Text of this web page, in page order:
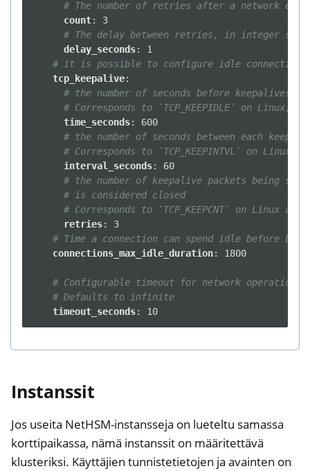
# The number of retries after a network
count:
3
# The delay between retries, in integer
delay_seconds:
1
# it is possible to configure idle connections
tcp_keepalive:
# the number of seconds before keepalives
# Corresponds to `TCP_KEEPIDLE` on Linux,
time_seconds:
600
# the number of seconds between each
# Corresponds to `TCP_KEEPINTVL` on
interval_seconds:
60
# the number of keepalive packets being
# is considered closed
# Corresponds to `TCP_KEEPCNT` on Linux
retries:
3
# Time a connection can spend idle before
connections_max_idle_duration: 1800
# Configurable timeout for network
# Defaults to infinite
timeout_seconds: 10
Instanssit
Jos useita NetHSM-instansseja on lueteltu samassa
korttipaikassa, nämä instanssit on määritettävä
klusteriksi. Käyttäjien tunnistetietojen ja avainten on